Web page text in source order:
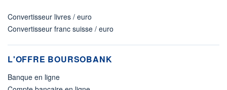
Convertisseur livres / euro
Convertisseur franc suisse / euro
L'OFFRE BOURSOBANK
Banque en ligne